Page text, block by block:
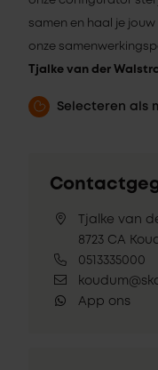
samen en haal je
onze
Tjalke van der
Selecteren als
Tjalke van
8723 CA
0513335000
App ons